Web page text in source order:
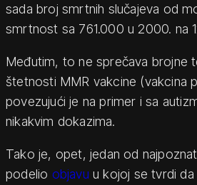
sada broj smrtnih slučajeva od
smrtnost sa 761.000 u 2000. na
Međutim, to ne sprečava brojne
štetnosti MMR vakcine (vakcina
povezujući je na primer i sa
nikakvim dokazima.
Tako je, opet, jedan od
podelio objavu u kojoj se tvrdi da